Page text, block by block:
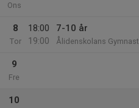
Ons
8
Tor
18:00
19:00
7-10 år
Ålidenskolans
9
Fre
10